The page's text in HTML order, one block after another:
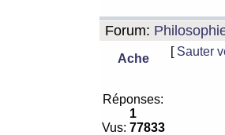
Forum:
Ache
[ Sauter
Réponses:
1
Vus: 77833